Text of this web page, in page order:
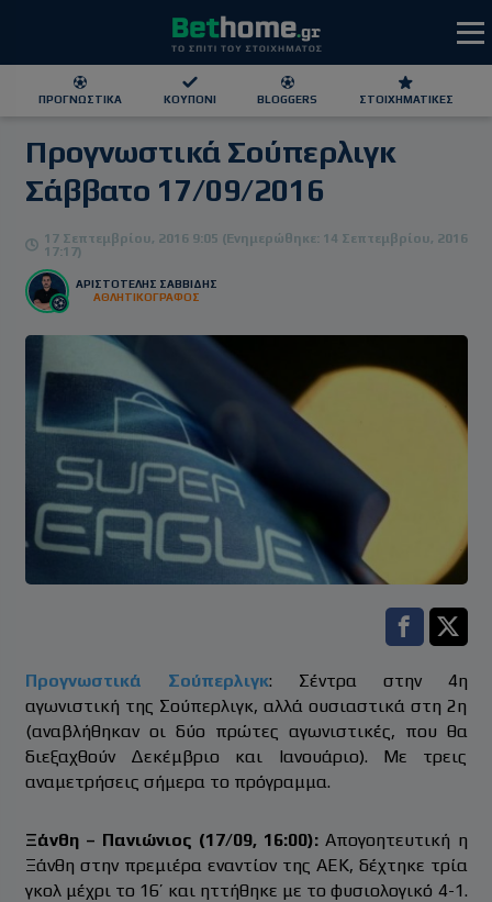
ΠΡΟΓΝΩΣΤΙΚΆ ΚΟΥΠΌΝΙ BLOGGERS ΣΤΟΙΧΗΜΑΤΙΚΕΣ
ΕΕΕΠ | 21+ | ΠΑΙΞΕ ΥΠΕΥΘΥΝΑ
Προγνωστικά Σούπερλιγκ
Σάββατο 17/09/2016
17 Σεπτεμβρίου, 2016 9:05 (Ενημερώθηκε: 14 Σεπτεμβρίου, 2016
17:17)
ΑΡΙΣΤΟΤΕΛΗΣ ΣΑΒΒΙΔΗΣ
ΑΘΛΗΤΙΚΟΓΡΑΦΟΣ
Facebook
Προγνωστικά Σούπερλιγκ: Σέντρα στην 4η
αγωνιστική της Σούπερλιγκ, αλλά ουσιαστικά στη 2η
(αναβλήθηκαν οι δύο πρώτες αγωνιστικές, που θα
διεξαχθούν Δεκέμβριο και Ιανουάριο). Με τρεις
αναμετρήσεις σήμερα το πρόγραμμα.
Ξάνθη – Πανιώνιος (17/09, 16:00): Απογοητευτική η
Ξάνθη στην πρεμιέρα εναντίον της ΑΕΚ, δέχτηκε τρία
γκολ μέχρι το 16’ και ηττήθηκε με το φυσιολογικό 4-1.